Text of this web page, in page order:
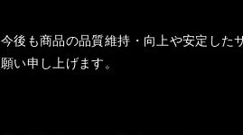
今後も商品の品質維持・向上や安定した
願い申し上げます。